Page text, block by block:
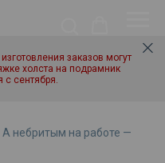
заказов могут
холста на подрамник
с сентября.
А небритым на работе —